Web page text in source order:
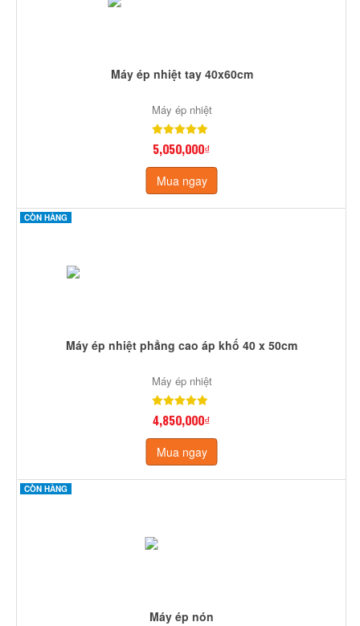
Máy ép nhiệt tay 40x60cm
Máy ép nhiệt
5,050,000₫
Mua ngay
CÒN HÀNG
Máy ép nhiệt phẳng cao áp khố 40 x 50cm
Máy ép nhiệt
4,850,000₫
Mua ngay
CÒN HÀNG
Máy ép nón